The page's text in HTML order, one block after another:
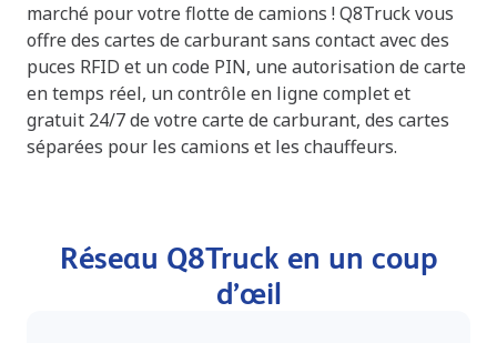
marché pour votre flotte de camions ! Q8Truck vous
offre des cartes de carburant sans contact avec des
puces RFID et un code PIN, une autorisation de carte
en temps réel, un contrôle en ligne complet et
gratuit 24/7 de votre carte de carburant, des cartes
séparées pour les camions et les chauffeurs.
Réseau Q8Truck en un coup
d’œil